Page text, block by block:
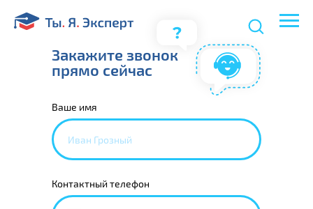
Ваше имя
Контактный телефон
Закажите звонок
прямо сейчас